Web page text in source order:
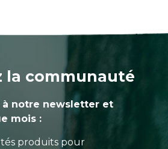
la communauté
à notre newsletter et
mois :
produits pour